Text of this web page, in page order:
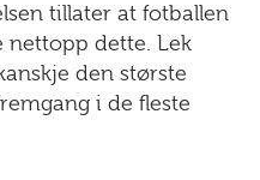
tillater at fotballen
nettopp dette. Lek
den største
i de fleste